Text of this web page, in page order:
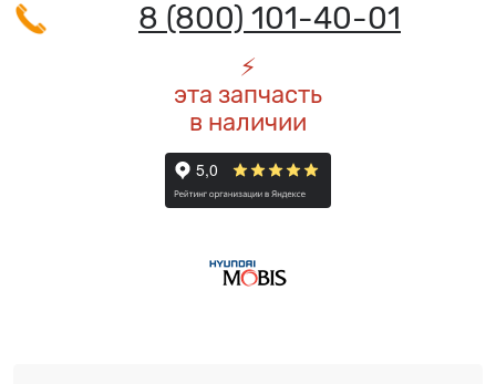
8 (800) 101-40-01
⚡️
эта запчасть
в наличии